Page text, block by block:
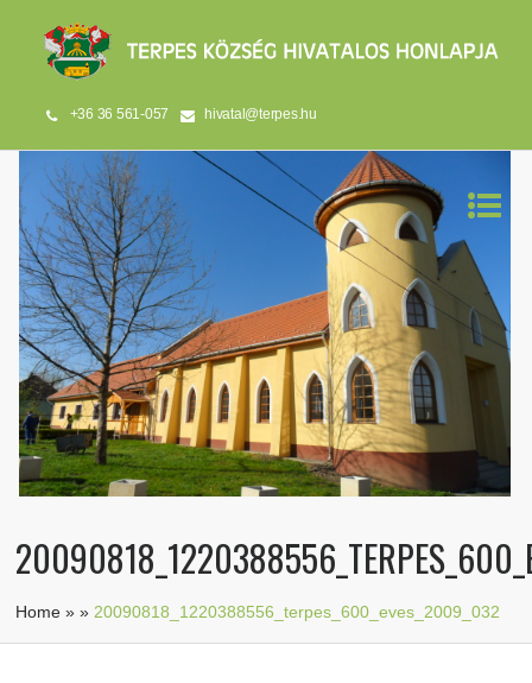
+36 36 561-057 hivatal@terpes.hu
Home »» 20090818_1220388556_terpes_600_eves_2009_032